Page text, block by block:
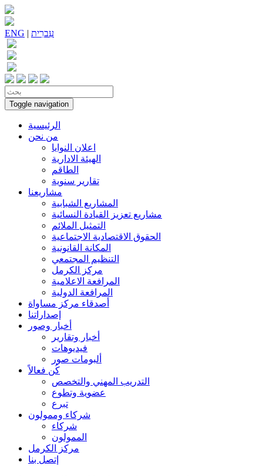
ENG | עִברִית
Toggle navigation
الرئيسية
من نحن
اعلان النوايا
الهيئة الادارية
الطاقم
تقارير سنوية
مشاريعنا
المشاريع الشبابية
مشاريع تعزيز القيادة النسائية
التمثيل الملائم
الحقوق الاقتصادية الاجتماعية
المكانة القانونية
التنظيم المجتمعي
مركز الكرمل
المرافعة الاعلامية
المرافعة الدولية
أصدقاء مركز مساواة
إصداراتنا
أخبار وصور
أخبار وتقارير
فيديوهات
ألبومات صور
كُن فعالاً
التدريب المهني والتخصص
عضوية وتطوع
تبرع
شركاء وممولون
شركاء
الممولون
مركز الكرمل
إتصل بنا